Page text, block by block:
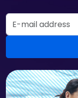
Email Address